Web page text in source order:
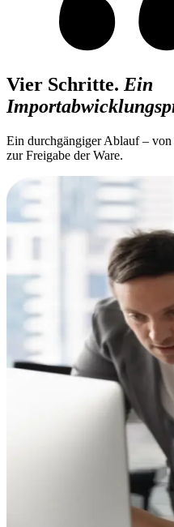
Vier Schritte. Ein
Ein durchgängiger Ablauf –
zur Freigabe der Ware.